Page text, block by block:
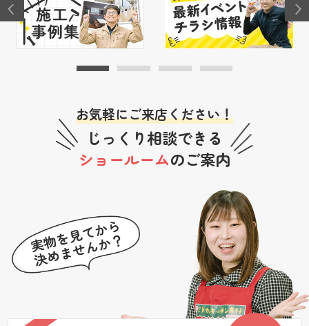
お気軽にご来店ください！
じっくり相談できる
ショールームのご案内